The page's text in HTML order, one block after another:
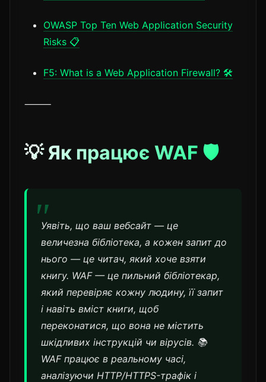
OWASP Top Ten Web Application Security
Risks 📋
F5: What is a Web Application Firewall? 🛠️
⸻
💡 Як працює WAF 🛡️
Уявіть, що ваш вебсайт — це
величезна бібліотека, а кожен запит до
нього — це читач, який хоче взяти
книгу. WAF — це пильний бібліотекар,
який перевіряє кожну людину, її запит
і навіть вміст книги, щоб
переконатися, що вона не містить
шкідливих інструкцій чи вірусів. 📚
WAF працює в реальному часі,
аналізуючи HTTP/HTTPS-трафік і